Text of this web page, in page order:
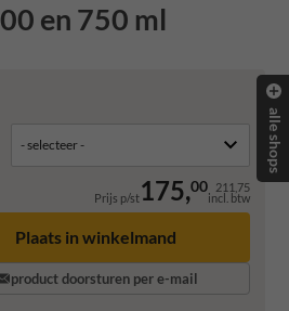
en 750 ml
Prijs p/st175,00 211,75
incl. btw
Plaats in winkelmand
product doorsturen per e-mail
alle shops